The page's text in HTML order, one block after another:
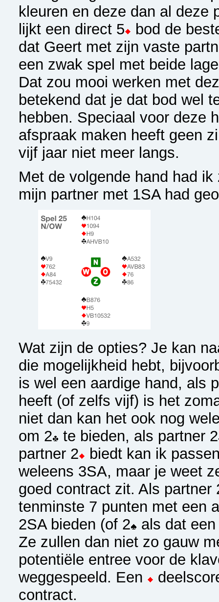
kleuren en deze dan al deze
lijkt een direct 5
bod de
dat Geert met zijn vaste
een zwak spel met beide
Dat zou mooi werken met
betekend dat je dat bod wel
hebben. Speciaal voor deze
afspraak maken heeft geen
vijf jaar niet meer langs.
Met de volgende hand had
mijn partner met 1SA had
Wat zijn de opties? Je kan
die mogelijkheid hebt,
is wel een aardige hand, als
heeft (of zelfs vijf) is het
niet dan kan het ook nog
om 2
te bieden, als partner 2
partner 2
biedt kan ik
weleens 3SA, maar je weet
goed contract zit. Als partner
tenminste 7 punten met een
2SA bieden (of 2
als dat
Ze zullen dan niet zo gauw
potentiële entree voor de
weggespeeld. Een
contract.